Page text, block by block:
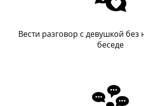
Вести разговор с девушкой без
беседе